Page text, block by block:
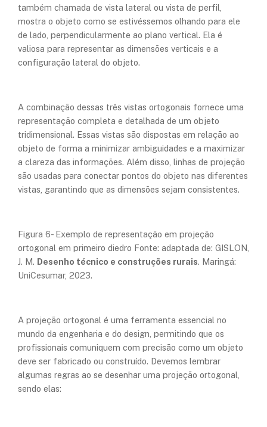
também chamada de vista lateral ou vista de perfil,
mostra o objeto como se estivéssemos olhando para ele
de lado, perpendicularmente ao plano vertical. Ela é
valiosa para representar as dimensões verticais e a
configuração lateral do objeto.
A combinação dessas três vistas ortogonais fornece uma
representação completa e detalhada de um objeto
tridimensional. Essas vistas são dispostas em relação ao
objeto de forma a minimizar ambiguidades e a maximizar
a clareza das informações. Além disso, linhas de projeção
são usadas para conectar pontos do objeto nas diferentes
vistas, garantindo que as dimensões sejam consistentes.
Figura 6- Exemplo de representação em projeção
ortogonal em primeiro diedro Fonte: adaptada de: GISLON,
J. M. Desenho técnico e construções rurais. Maringá:
UniCesumar, 2023.
A projeção ortogonal é uma ferramenta essencial no
mundo da engenharia e do design, permitindo que os
profissionais comuniquem com precisão como um objeto
deve ser fabricado ou construído. Devemos lembrar
algumas regras ao se desenhar uma projeção ortogonal,
sendo elas: